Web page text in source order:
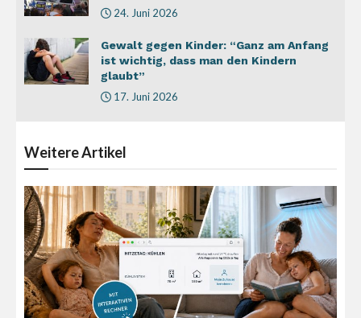
24. Juni 2026
Gewalt gegen Kinder: “Ganz am Anfang
ist wichtig, dass man den Kindern
glaubt”
17. Juni 2026
WeitereArtikel